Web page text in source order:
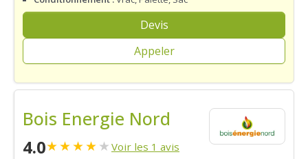
Devis
Appeler
Bois Energie Nord
4.0★★★★★ Voir les 1 avis